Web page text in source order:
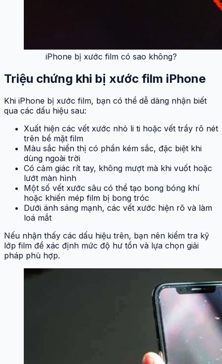
iPhone bị xước film có sao không?
Triệu chứng khi bị xước film iPhone
Khi iPhone bị xước film, bạn có thể dễ dàng nhận biết
qua các dấu hiệu sau:
Xuất hiện các vết xước nhỏ li ti hoặc vết trầy rõ nét
trên bề mặt film
Màu sắc hiển thị có phần kém sắc, đặc biệt khi
dùng ngoài trời
Có cảm giác rít tay, không mượt mà khi vuốt hoặc
lướt màn hình
Một số vết xước sâu có thể tạo bong bóng khí
hoặc khiến mép film bị bong tróc
Dưới ánh sáng mạnh, các vết xước hiện rõ và làm
loá mắt
Nếu nhận thấy các dấu hiệu trên, bạn nên kiểm tra kỹ
lớp film để xác định mức độ hư tổn và lựa chọn giải
pháp phù hợp.